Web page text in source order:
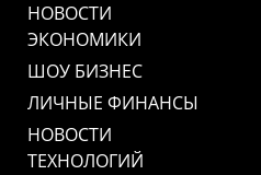
НОВОСТИ
ЭКОНОМИКИ
ШОУ БИЗНЕС
ЛИЧНЫЕ ФИНАНСЫ
НОВОСТИ
ТЕХНОЛОГИЙ